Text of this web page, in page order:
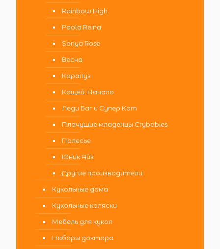
Rainbow High
Paola Reina
Sonya Rose
Весна
Карапуз
Кощей. Начало
Леди Баг и Супер Кот
Плачущие младенцы Crybabies
Полесье
Юник Айз
Другие производители
Кукольные дома
Кукольные коляски
Мебель для кукол
Наборы доктора